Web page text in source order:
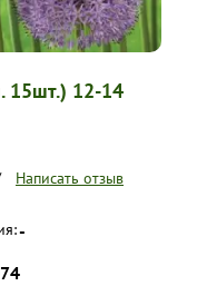
15шт.) 12-14
Написать отзыв
-